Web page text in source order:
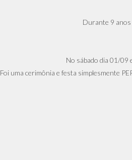
Durante 9 anos
No sábado dia 01/09
Foi uma cerimônia e festa simplesmente